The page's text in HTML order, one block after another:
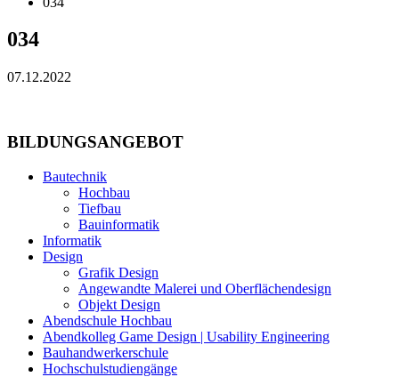
034
07.12.2022
BILDUNGSANGEBOT
Bautechnik
Hochbau
Tiefbau
Bauinformatik
Informatik
Design
Grafik Design
Angewandte Malerei und Oberflächendesign
Objekt Design
Abendschule Hochbau
Abendkolleg Game Design | Usability Engineering
Bauhandwerkerschule
Hochschulstudiengänge